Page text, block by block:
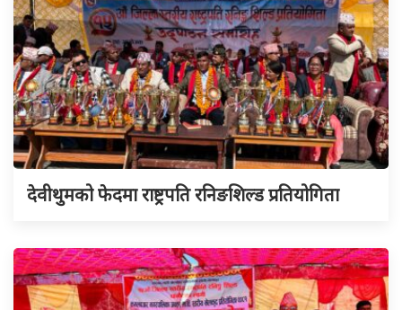
देवीथुमको फेदमा राष्ट्रपति रनिङशिल्ड प्रतियोगिता